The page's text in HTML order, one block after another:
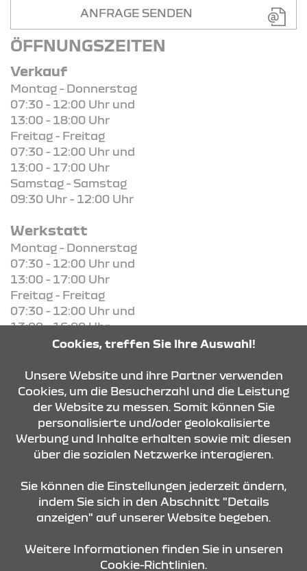
ANFRAGE SENDEN
ÖFFNUNGSZEITEN
Verkauf
Montag - Donnerstag
07:30 - 12:00 Uhr und
13:00 - 18:00 Uhr
Freitag - Freitag
07:30 - 12:00 Uhr und
13:00 - 17:00 Uhr
Samstag - Samstag
09:30 Uhr - 12:00 Uhr
Werkstatt
Montag - Donnerstag
07:30 - 12:00 Uhr und
13:00 - 17:00 Uhr
Freitag - Freitag
07:30 - 12:00 Uhr und
13:00 - 16:00 Uhr
KONTAKT & ANFAHRT
ÖFFNUNGSZEITEN
STANDORTE
Cookies, treffen Sie Ihre Auswahl!
Unsere Website und ihre Partner verwenden
Cookies, um die Besucherzahl und die Leistung
der Website zu messen. Somit können Sie
personalisierte und/oder geolokalisierte
Werbung und Inhalte erhalten sowie mit diesen
über die sozialen Netzwerke interagieren.
Sie können die Einstellungen jederzeit ändern,
indem Sie sich in den Abschnitt "Details
anzeigen" auf unserer Website begeben.
Weitere Informationen finden Sie in unseren
Cookie-Richtlinien.